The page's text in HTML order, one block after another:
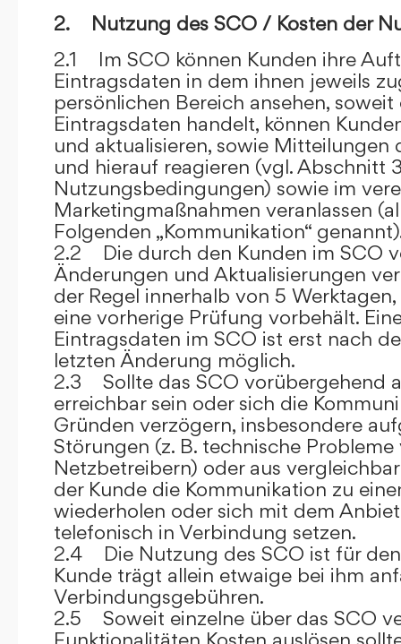
2. Nutzung des SCO / Kosten der
2.1 Im SCO können Kunden ihre
Eintragsdaten in dem ihnen jeweils
persönlichen Bereich ansehen,
Eintragsdaten handelt, können
und aktualisieren, sowie Mitteilungen
und hierauf reagieren (vgl. Abschnitt
Nutzungsbedingungen) sowie im
Marketingmaßnahmen veranlassen
Folgenden „Kommunikation“
2.2 Die durch den Kunden im SCO
Änderungen und Aktualisierungen
der Regel innerhalb von 5
eine vorherige Prüfung vorbehält.
Eintragsdaten im SCO ist erst nach
letzten Änderung möglich.
2.3 Sollte das SCO vorübergehend
erreichbar sein oder sich die
Gründen verzögern, insbesondere
Störungen (z. B. technische
Netzbetreibern) oder aus
der Kunde die Kommunikation zu
wiederholen oder sich mit dem
telefonisch in Verbindung setzen.
2.4 Die Nutzung des SCO ist für den
Kunde trägt allein etwaige bei ihm
Verbindungsgebühren.
2.5 Soweit einzelne über das SCO
Funktionalitäten Kosten auslösen